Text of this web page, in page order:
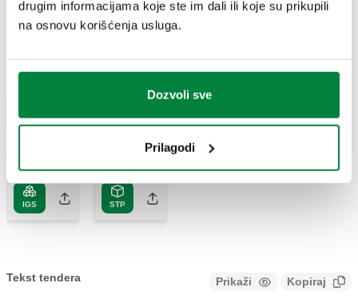
drugim informacijama koje ste im dali ili koje su prikupili
na osnovu korišćenja usluga.
Dozvoli sve
Prilagodi
546405 G 3/4" (ISO 228-1) ŽN
2D crteži
DWG DXF PDF
IGS STP
Tekst tendera Prikaži Kopiraj